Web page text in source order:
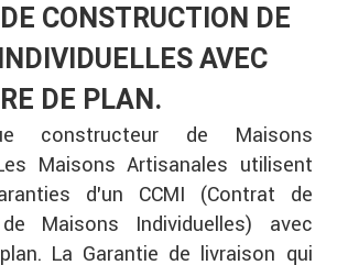
CONSTRUCTION DE
AVEC
DE PLAN.
constructeur de Maisons
Maisons Artisanales utilisent
d’un CCMI (Contrat de
Maisons Individuelles) avec
La Garantie de livraison qui